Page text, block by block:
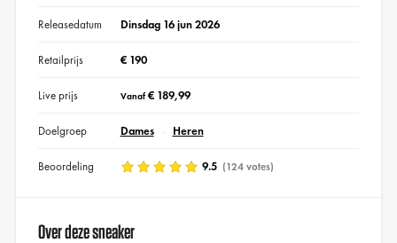
Releasedatum Dinsdag 16 jun 2026
Retailprijs € 190
Live prijs Vanaf€ 189,99
Doelgroep Dames Heren
Beoordeling 9.5 (124 votes)
Over deze sneaker